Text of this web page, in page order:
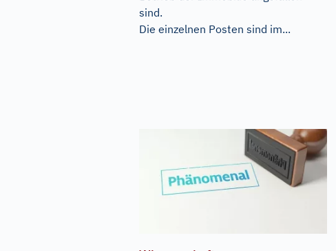
sind.
Die einzelnen Posten sind im...